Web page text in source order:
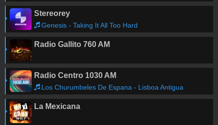
Stereorey
Genesis - Taking It All Too Hard
Radio Gallito 760 AM
Radio Centro 1030 AM
Los Churumbeles De Espana - Lisboa Antigua
La Mexicana